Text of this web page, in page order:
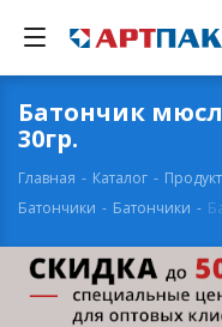
Батончик
30гр.
Главная - Каталог -
Батончики - Батончики -